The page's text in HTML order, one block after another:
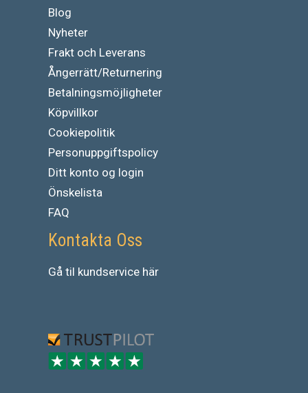
Blog
Nyheter
Frakt och Leverans
Ångerrätt/Returnering
Betalningsmöjligheter
Köpvillkor
Cookiepolitik
Personuppgiftspolicy
Ditt konto og login
Önskelista
FAQ
Kontakta Oss
Gå til kundservice här